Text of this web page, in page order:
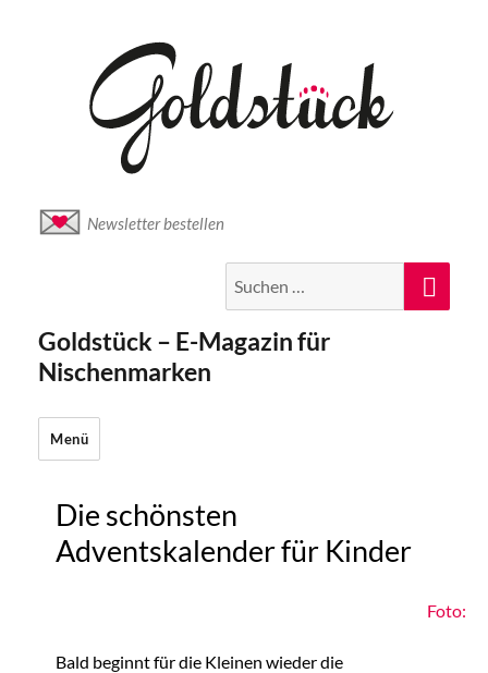
Newsletter bestellen
nach:
Goldstück – E-Magazin für
Nischenmarken
Menü
Die schönsten
Adventskalender für Kinder
Foto:
Bald beginnt für die Kleinen wieder die